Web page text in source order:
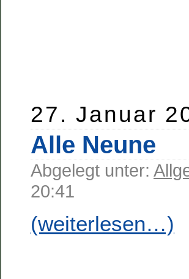
27. Januar
Alle Neune
Abgelegt unter:
20:41
(weiterlesen…)